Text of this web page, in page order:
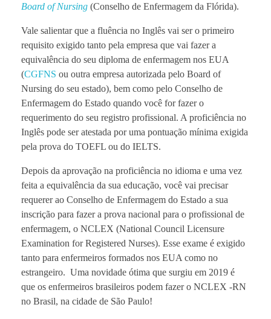
Board of Nursing (Conselho de Enfermagem da Flórida).
Vale salientar que a fluência no Inglês vai ser o primeiro
requisito exigido tanto pela empresa que vai fazer a
equivalência do seu diploma de enfermagem nos EUA
(CGFNS ou outra empresa autorizada pelo Board of
Nursing do seu estado), bem como pelo Conselho de
Enfermagem do Estado quando você for fazer o
requerimento do seu registro profissional. A proficiência no
Inglês pode ser atestada por uma pontuação mínima exigida
pela prova do TOEFL ou do IELTS.
Depois da aprovação na proficiência no idioma e uma vez
feita a equivalência da sua educação, você vai precisar
requerer ao Conselho de Enfermagem do Estado a sua
inscrição para fazer a prova nacional para o profissional de
enfermagem, o NCLEX (National Council Licensure
Examination for Registered Nurses). Esse exame é exigido
tanto para enfermeiros formados nos EUA como no
estrangeiro. Uma novidade ótima que surgiu em 2019 é
que os enfermeiros brasileiros podem fazer o NCLEX -RN
no Brasil, na cidade de São Paulo!